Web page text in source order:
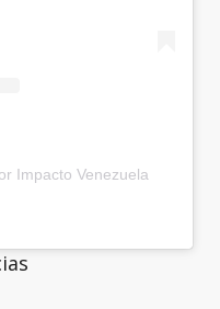
Impacto Venezuela